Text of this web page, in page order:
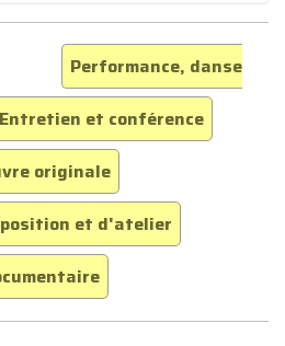
Performance, danse
Entretien et conférence
originale
et d'atelier